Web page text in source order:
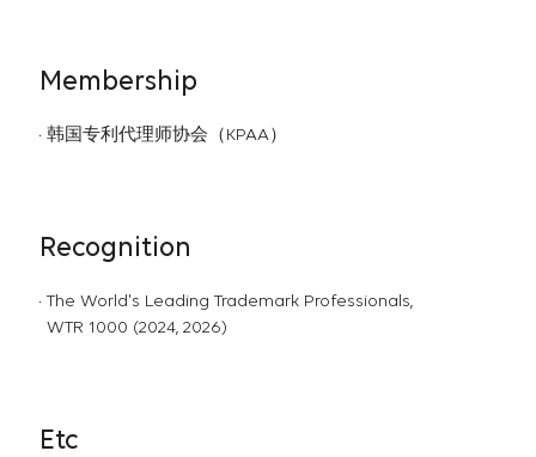
Membership
韩国专利代理师协会（KPAA）
Recognition
The World's Leading Trademark Professionals,
WTR 1000 (2024, 2026)
Etc